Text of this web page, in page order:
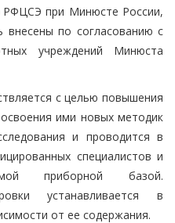
РФЦСЭ при Минюсте России,
по согласованию с
учреждений Минюста
с целью повышения
ими новых методик
и проводится в
специалистов и
приборной базой.
устанавливается в
от ее содержания.